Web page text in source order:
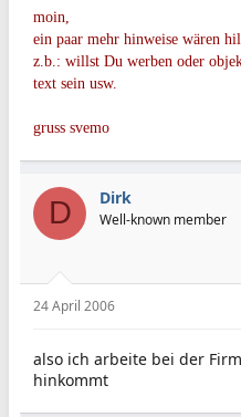
moin,
ein paar mehr hinweise wären
z.b.: willst Du werben oder
text sein usw.
gruss svemo
D Dirk
Well-known member
24 April 2006
also ich arbeite bei der
hinkommt